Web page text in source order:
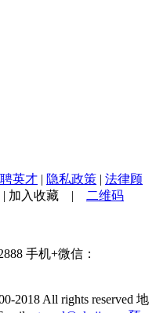
英才 | 隐私政策 | 法律顾
| 加入收藏 | 二维码
手机+微信：
2018 All rights reserved 地